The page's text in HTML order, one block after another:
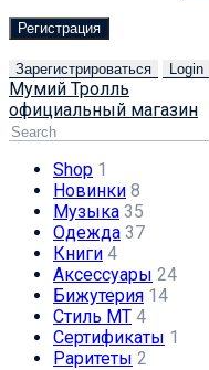
Регистрация
Зарегистрироваться Login
Мумий Тролль
официальный магазин
Shop 1
Новинки 8
Музыка 35
Одежда 37
Книги 4
Аксессуары 24
Бижутерия 14
Стиль МТ 4
Сертификаты 1
Раритеты 2